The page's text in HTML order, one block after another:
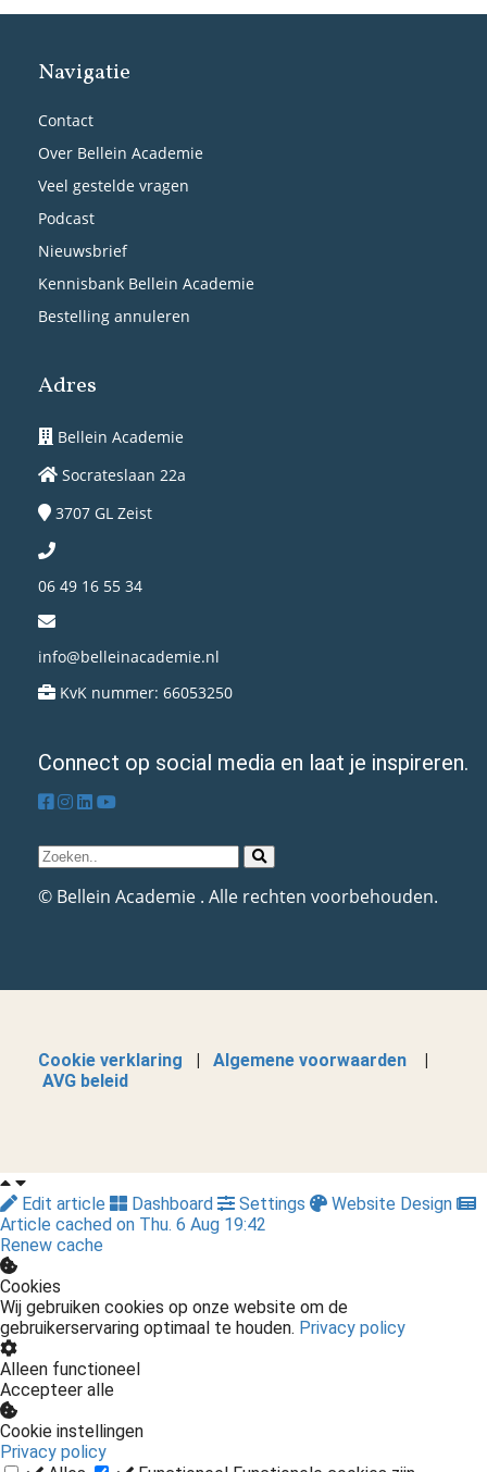
Navigatie
Contact
Over Bellein Academie
Veel gestelde vragen
Podcast
Nieuwsbrief
Kennisbank Bellein Academie
Bestelling annuleren
Adres
Bellein Academie
Socrateslaan 22a
3707 GL Zeist
06 49 16 55 34
info@belleinacademie.nl
KvK nummer: 66053250
Connect op social media en laat je inspireren.
© Bellein Academie . Alle rechten voorbehouden.​
Cookie verklaring | Algemene voorwaarden |
AVG beleid
Edit article Dashboard Settings
Website Design
Article cached on Thu. 6 Aug 19:42
Renew cache
Cookies
Wij gebruiken cookies op onze website om de
gebruikerservaring optimaal te houden. Privacy policy
Alleen functioneel
Accepteer alle
Cookie instellingen
Privacy policy